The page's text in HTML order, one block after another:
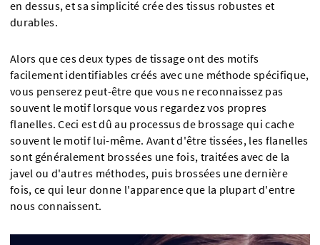
en dessus, et sa simplicité crée des tissus robustes et
durables.
Alors que ces deux types de tissage ont des motifs
facilement identifiables créés avec une méthode spécifique,
vous penserez peut-être que vous ne reconnaissez pas
souvent le motif lorsque vous regardez vos propres
flanelles. Ceci est dû au processus de brossage qui cache
souvent le motif lui-même. Avant d'être tissées, les flanelles
sont généralement brossées une fois, traitées avec de la
javel ou d'autres méthodes, puis brossées une dernière
fois, ce qui leur donne l'apparence que la plupart d'entre
nous connaissent.